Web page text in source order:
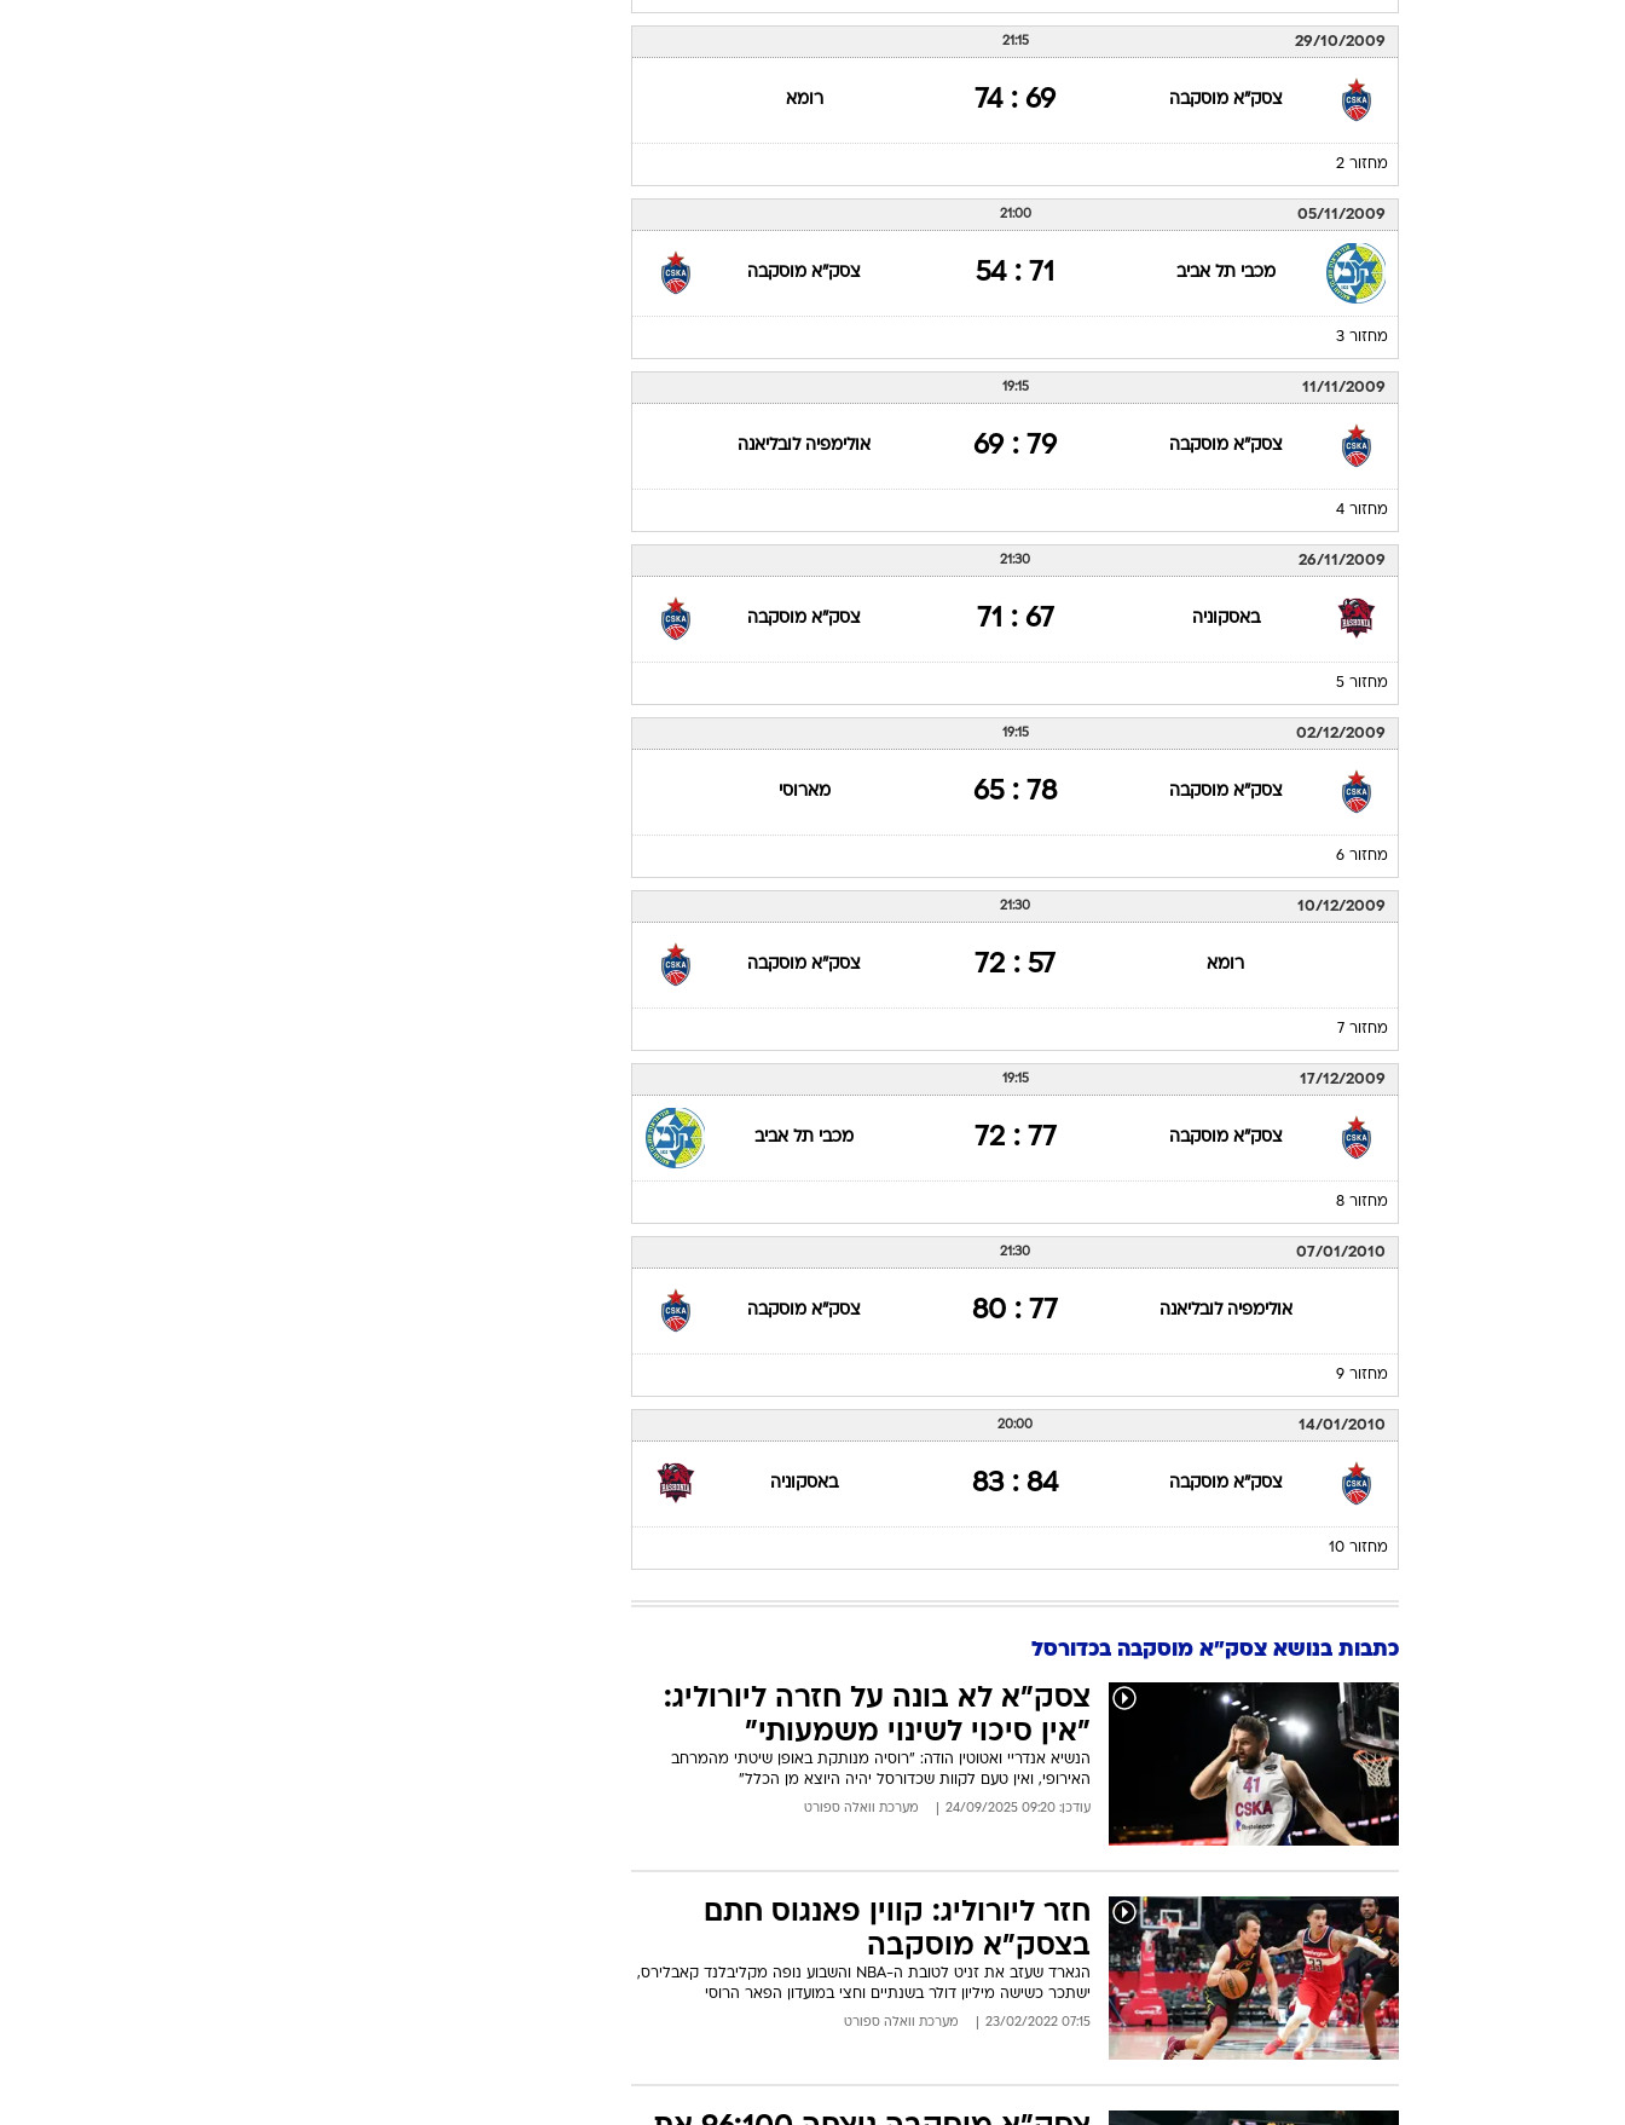
29/10/2009
21:15
צסק"א מוסקבה 69 : 74 רומא
מחזור 2
05/11/2009
21:00
מכבי תל אביב 71 : 54 צסק"א מוסקבה
מחזור 3
11/11/2009
19:15
צסק"א מוסקבה 79 : 69 אולימפיה לובליאנה
מחזור 4
26/11/2009
21:30
באסקוניה 67 : 71 צסק"א מוסקבה
מחזור 5
02/12/2009
19:15
צסק"א מוסקבה 78 : 65 מארוסי
מחזור 6
10/12/2009
21:30
רומא 57 : 72 צסק"א מוסקבה
מחזור 7
17/12/2009
19:15
צסק"א מוסקבה 77 : 72 מכבי תל אביב
מחזור 8
07/01/2010
21:30
אולימפיה לובליאנה 77 : 80 צסק"א מוסקבה
מחזור 9
14/01/2010
20:00
צסק"א מוסקבה 84 : 83 באסקוניה
מחזור 10
כתבות בנושא צסק"א מוסקבה בכדורסל
צסק"א לא בונה על חזרה ליורוליג:
"אין סיכוי לשינוי משמעותי"
הנשיא אנדריי ואטוטין הודה: "רוסיה מנותקת באופן שיטתי מהמרחב
האירופי, ואין טעם לקוות שכדורסל יהיה היוצא מן הכלל"
עודכן: 09:20 24/09/2025 מערכת וואלה ספורט
חזר ליורוליג: קווין פאנגוס חתם
בצסק"א מוסקבה
הגארד שעזב את זניט לטובת ה-NBA והשבוע נופה מקליבלנד קאבלירס,
ישתכר כשישה מיליון דולר בשנתיים וחצי במועדון הפאר הרוסי
07:15 23/02/2022 מערכת וואלה ספורט